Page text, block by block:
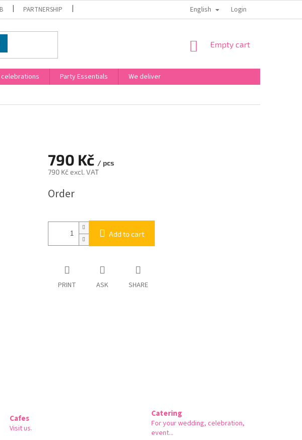
PARTNERSHIP PODMÍNKY OCHRANY OSOBNÍCH ÚDAJŮ
English Login
SHOPPING
Empty cart
Party Essentials
We deliver
790 Kč / pcs
790 Kč excl. VAT
price:
Order
Add to cart
PRINT ASK SHARE
Cafes
Visit us.
Catering
For your wedding, celebration,
event...